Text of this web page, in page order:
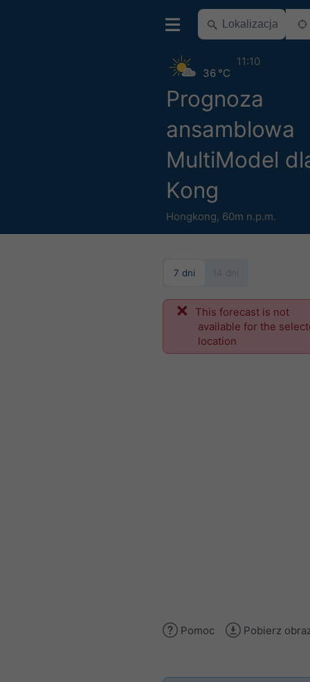
Prognoza
ansamblowa
MultiModel
Kong
Hongkong, 60m n.p.m.
36 °C
11:10
7 dni
This forecast is not
available for the
location
Pomoc Pobierz